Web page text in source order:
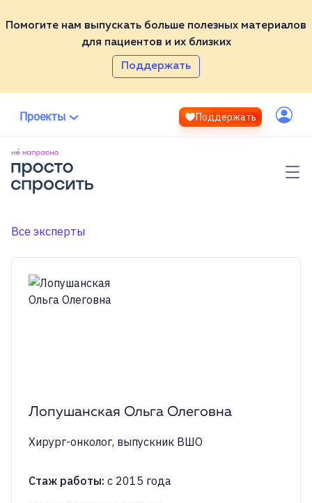
Помогите нам выпускать больше полезных материалов
для пациентов и их близких
Поддержать
Проекты Поддержать
ВСЕ НЕ НАПРАСНО
ТЕСТ
ВИКИ
ЭКСПЕРТЫ
Партнёры
Эксперты
Контакты
Все эксперты
Лопушанская Ольга Олеговна
Хирург-онколог, выпускник ВШО
Стаж работы: с 2015 года